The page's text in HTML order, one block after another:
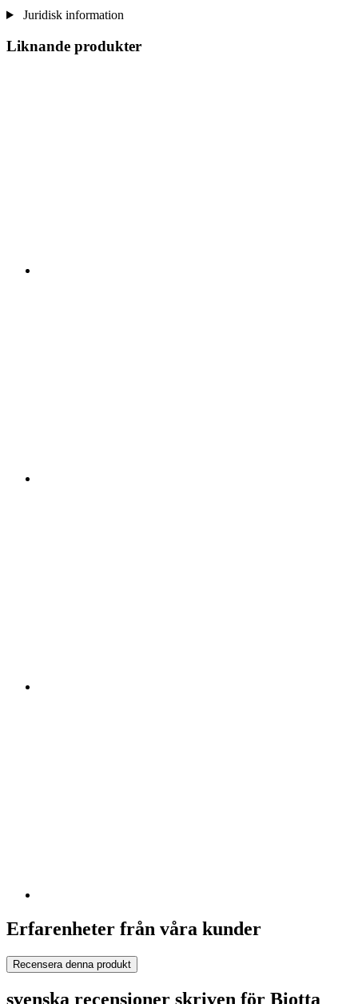
Juridisk information
Liknande produkter
Erfarenheter från våra kunder
Recensera denna produkt
svenska recensioner skriven för Biotta